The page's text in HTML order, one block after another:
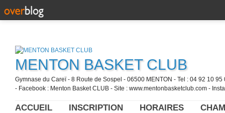
MENTON BASKET CLUB
Gymnase du Careï - 8 Route de Sospel - 06500 MENTON - Tel : 04 92 10
- Facebook : Menton Basket CLUB - Site : www.mentonbasketclub.com -
ACCUEIL INSCRIPTION HORAIRES